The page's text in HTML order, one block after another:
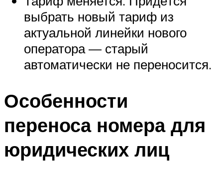
выбрать новый тариф из
актуальной линейки нового
оператора — старый
автоматически не переносится.
Особенности
переноса номера для
юридических лиц